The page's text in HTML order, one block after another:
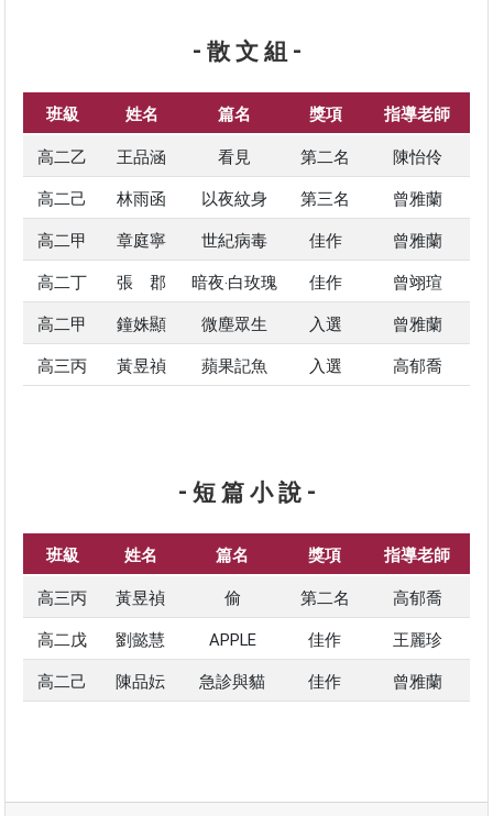
- 散 文 組 -
班級 姓名 篇名 獎項 指導老師
高二乙 王品涵 看見 第二名 陳怡伶
高二己 林雨函 以夜紋身 第三名 曾雅蘭
高二甲 章庭寧 世紀病毒 佳作 曾雅蘭
高二丁 張 郡 暗夜‧白玫瑰 佳作 曾翊瑄
高二甲 鐘姝顯 微塵眾生 入選 曾雅蘭
高三丙 黃昱禎 蘋果記魚 入選 高郁喬
- 短 篇 小 說 -
班級 姓名 篇名 獎項 指導老師
高三丙 黃昱禎 偷 第二名 高郁喬
高二戊 劉懿慧 APPLE 佳作 王麗珍
高二己 陳品妘 急診與貓 佳作 曾雅蘭